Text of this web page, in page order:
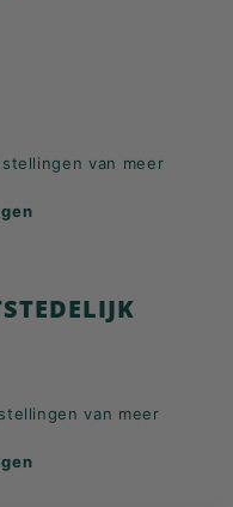
van meer
van meer